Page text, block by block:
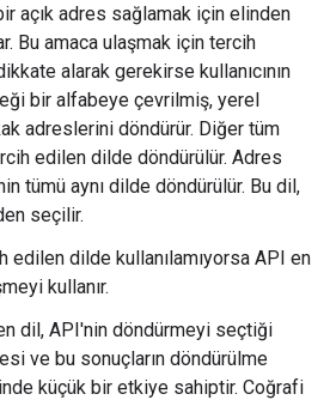
açık adres sağlamak için elinden
Bu amaca ulaşmak için tercih
alarak gerekirse kullanıcının
bir alfabeye çevrilmiş, yerel
adreslerini döndürür. Diğer tüm
edilen dilde döndürülür. Adres
tümü aynı dilde döndürülür. Bu dil,
seçilir.
edilen dilde kullanılamıyorsa API en
kullanır.
dil, API'nin döndürmeyi seçtiği
ve bu sonuçların döndürülme
küçük bir etkiye sahiptir. Coğrafi